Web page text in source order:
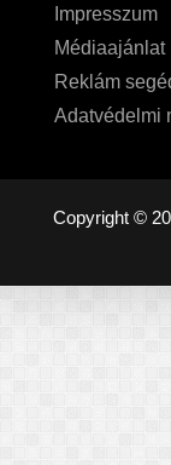
Impresszum
Médiaajánlat
Reklám
Adatvédelmi
Copyright ©